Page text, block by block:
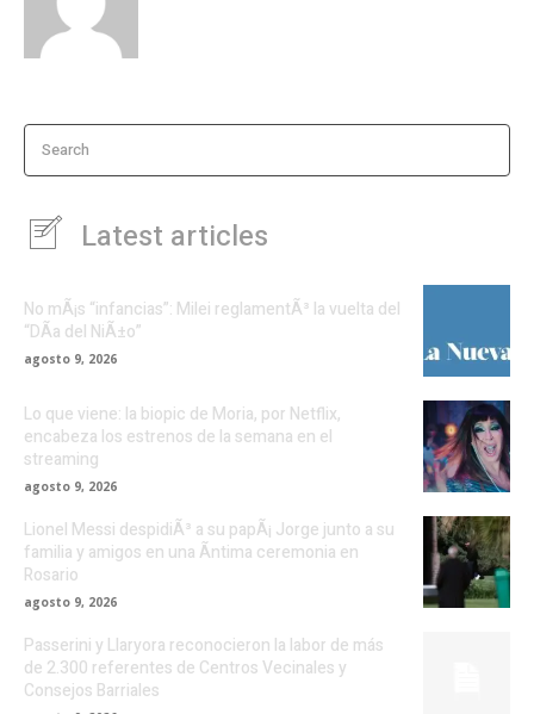
Search
Latest articles
No mÃ¡s “infancias”: Milei reglamentÃ³ la vuelta del
“DÃ­a del NiÃ±o”
agosto 9, 2026
Lo que viene: la biopic de Moria, por Netflix,
encabeza los estrenos de la semana en el
streaming
agosto 9, 2026
Lionel Messi despidiÃ³ a su papÃ¡ Jorge junto a su
familia y amigos en una Ã­ntima ceremonia en
Rosario
agosto 9, 2026
Passerini y Llaryora reconocieron la labor de más
de 2.300 referentes de Centros Vecinales y
Consejos Barriales